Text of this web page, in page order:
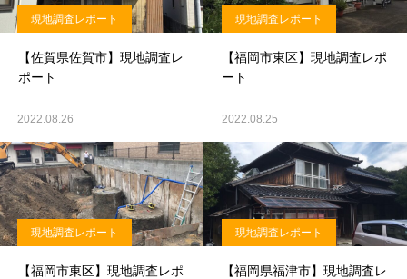
現地調査レポート
【佐賀県佐賀市】現地調査レ
ポート
2022.08.26
現地調査レポート
【福岡市東区】現地調査レポ
ート
2022.08.25
現地調査レポート
【福岡市東区】現地調査レポ
現地調査レポート
【福岡県福津市】現地調査レ